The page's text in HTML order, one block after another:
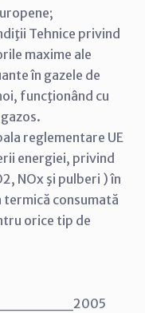
Tehnice privind
maxime ale
în gazele de
funcţionând cu
reglementare UE
energiei, privind
NOx şi pulberi ) în
termică consumată
orice tip de